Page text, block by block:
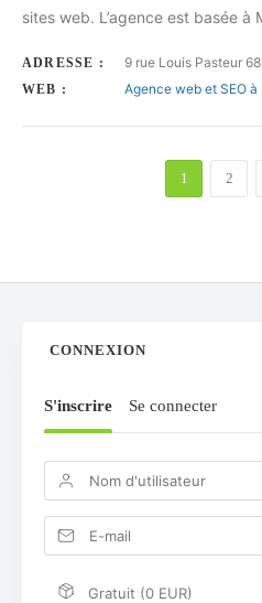
sites web. L’agence est basée à
ADRESSE : 9 rue Louis Pasteur
WEB : Agence web et SEO
1 2
CONNEXION
S'inscrire Se connecter
Gratuit (0 EUR)